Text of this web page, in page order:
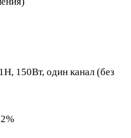
150Вт, один канал (без